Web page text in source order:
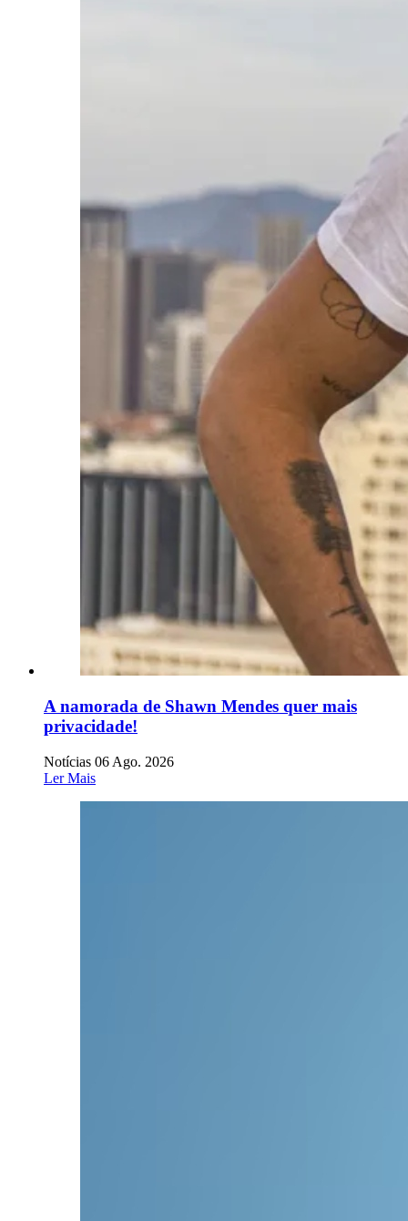
A namorada de Shawn Mendes quer mais
privacidade!
Notícias 06 Ago. 2026
Ler Mais